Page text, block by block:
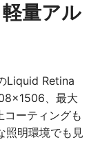
量アル
Liquid Retina
、最大
ーティングも
照明環境でも見